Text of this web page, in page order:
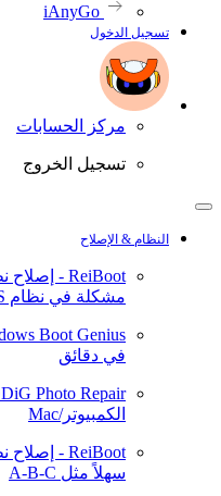
iAnyGo
تسجيل الدخول
مركز الحسابات
تسجيل الخروج
النظام & الإصلاح
ReiBoot - إصلاح نظام iOS
مشكلة في نظام iOS/iPadOS
Boot Genius
في دقائق
Photo Repair
الكمبيوتر/Mac
ReiBoot - إصلاح نظام Android
سهلاً مثل A-B-C